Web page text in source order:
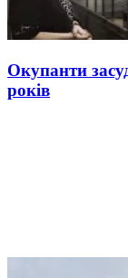
Окупанти
років